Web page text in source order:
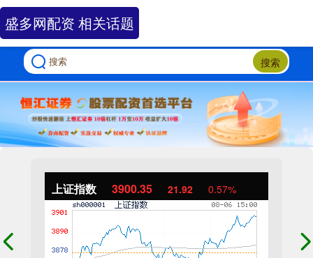
搜索
上证指数 3900.35 21.92 0.57%
盛多网配资 相关话题